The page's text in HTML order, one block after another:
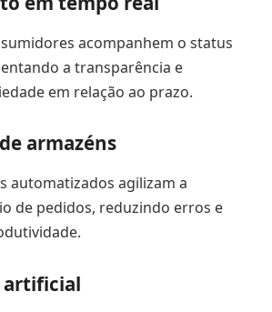
acompanhem o status
a transparência e
em relação ao prazo.
armazéns
automatizados agilizam a
de pedidos, reduzindo erros e